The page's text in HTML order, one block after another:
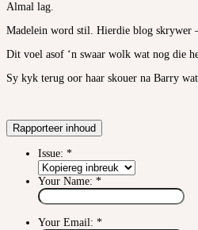
Almal lag.
Madelein word stil. Hierdie blog skrywer
Dit voel asof ‘n swaar wolk wat nog die
Sy kyk terug oor haar skouer na Barry
Rapporteer inhoud
Issue: *
Your Name: *
Your Email: *